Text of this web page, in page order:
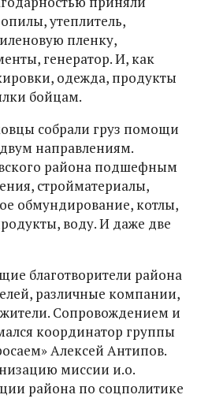
утеплитель,
пленку,
генератор. И, как
одежда, продукты
бойцам.
собрали груз помощи
направлениям.
района подшефным
стройматериалы,
обмундирование, котлы,
воду. И даже две
благотворители района
различные компании,
Сопровождением и
координатор группы
Алексей Антипов.
миссии и.о.
района по соцполитике